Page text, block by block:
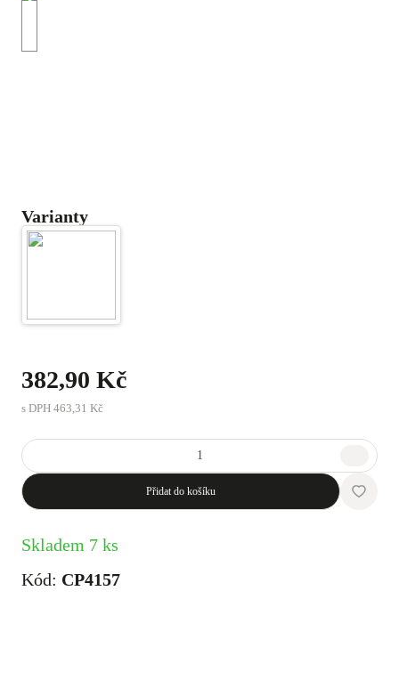
Varianty
382,90 Kč
s DPH 463,31 Kč
Přidat do košíku
Skladem 7 ks
Kód: CP4157